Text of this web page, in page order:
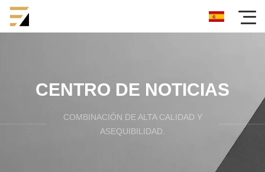
CENTRO DE NOTICIAS
COMBINACIÓN DE ALTA CALIDAD Y
ASEQUIBILIDAD.